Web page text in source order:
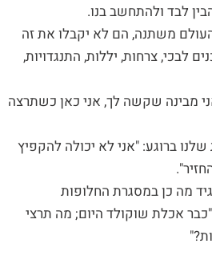
לבד ולהתחשב בנו.
משתנה, הם לא יקבלו את זה
לבכי, צרחות, יללות, התנגדויות,
מבינה שקשה לך, אני כאן כשתרצה
ברוגע: "אני לא יכולה להקפיץ
מה כן במסגרת החלופות
אכלת שוקולד היום; מה תרצי